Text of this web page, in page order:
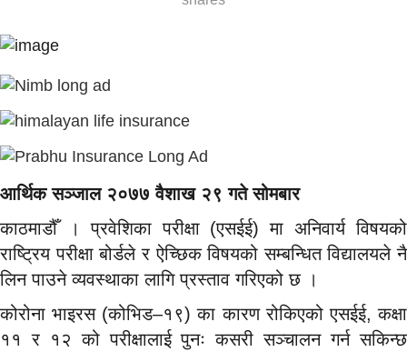
आर्थिक सञ्जाल २०७७ वैशाख २९ गते सोमबार
काठमाडौँ । प्रवेशिका परीक्षा (एसईई) मा अनिवार्य विषयको
राष्ट्रिय परीक्षा बोर्डले र ऐच्छिक विषयको सम्बन्धित विद्यालयले नै
लिन पाउने व्यवस्थाका लागि प्रस्ताव गरिएको छ ।
कोरोना भाइरस (कोभिड–१९) का कारण रोकिएको एसईई, कक्षा
११ र १२ को परीक्षालाई पुनः कसरी सञ्चालन गर्न सकिन्छ